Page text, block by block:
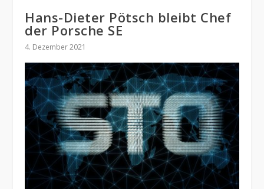
Hans-Dieter Pötsch bleibt Chef
der Porsche SE
4. Dezember 2021